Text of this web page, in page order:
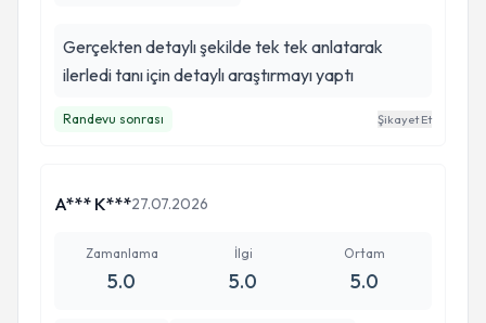
Gerçekten detaylı şekilde tek tek anlatarak
ilerledi tanı için detaylı araştırmayı yaptı
Randevu sonrası Şikayet Et
A*** K***27.07.2026
Zamanlama
5.0
İlgi
5.0
Ortam
5.0